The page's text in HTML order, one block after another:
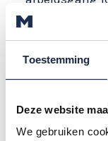
Toestemming
Deze website
We gebruiken
worden. Of
nieuwbouw
paneel
geklaard. Het
felsdak, maar
een